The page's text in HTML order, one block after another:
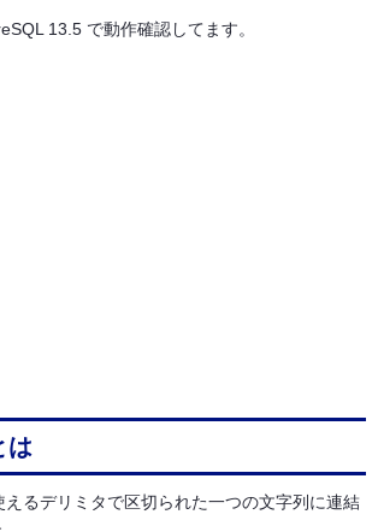
13.5 で動作確認してます。
は
えるデリミタで区切られた一つの文字列に連結